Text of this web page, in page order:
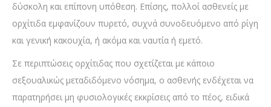
δύσκολη και επίπονη υπόθεση. Επίσης, πολλοί ασθενείς με
ορχίτιδα εμφανίζουν πυρετό, συχνά συνοδευόμενο από ρίγη
και γενική κακουχία, ή ακόμα και ναυτία ή εμετό.
Σε περιπτώσεις ορχίτιδας που σχετίζεται με κάποιο
σεξουαλικώς μεταδιδόμενο νόσημα, ο ασθενής ενδέχεται να
παρατηρήσει μη φυσιολογικές εκκρίσεις από το πέος, ειδικά